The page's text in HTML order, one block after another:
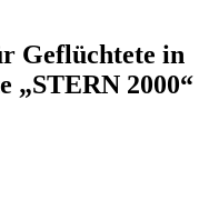
Geflüchtete in
„STERN 2000“